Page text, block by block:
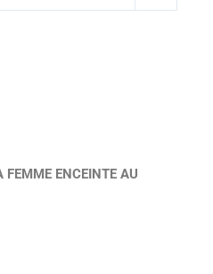
FEMME ENCEINTE AU